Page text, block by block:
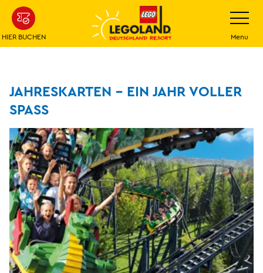
Weiter
zum
Hauptinhalt
HIER BUCHEN Menu
JAHRESKARTEN – EIN JAHR VOLLER
SPASS